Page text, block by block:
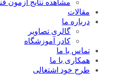
مشاهده نتایج آزمون
مقالات
درباره ما
گالری تصاویر
کادر آموزشگاه
تماس با ما
همکاری با ما
طرح خود اشتغالی